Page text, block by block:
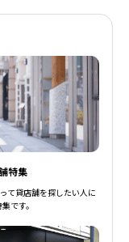
特集
て貸店舗を探したい人に
です。